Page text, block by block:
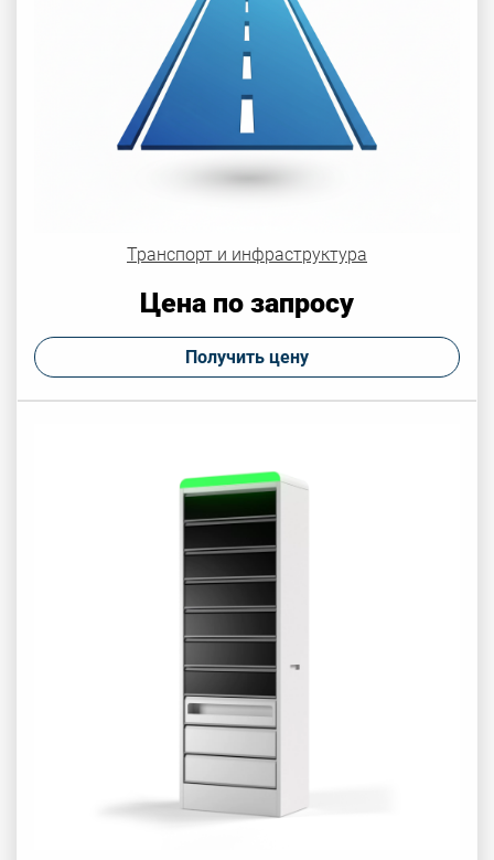
Транспорт и инфраструктура
Цена по запросу
Получить цену